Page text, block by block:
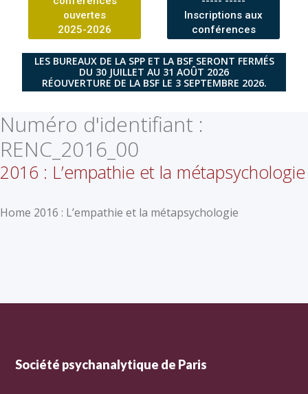
ouvertes
2025-2026
Inscriptions aux
conférences
LES BUREAUX DE LA SPP ET LA BSF SERONT FERMÉS
DU 30 JUILLET AU 31 AOÛT 2026
RÉOUVERTURE DE LA BSF LE 3 SEPTEMBRE 2026.
Numéro d'identifiant :
RENC_2016_00
2016 : L’empathie et la métapsychologie
Home 2016 : L’empathie et la métapsychologie
Société psychanalytique de Paris